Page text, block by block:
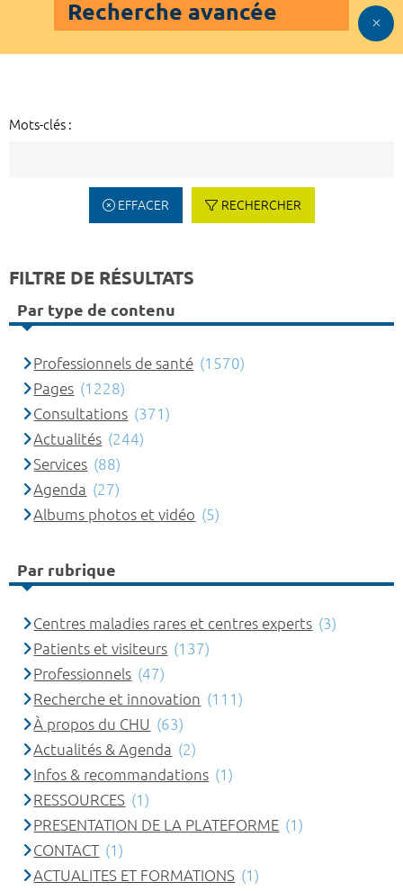
Recherche avancée
Mots-clés :
EFFACER RECHERCHER
FILTRE DE RÉSULTATS
Par type de contenu
Professionnels de santé (1570)
Pages (1228)
Consultations (371)
Actualités (244)
Services (88)
Agenda (27)
Albums photos et vidéo (5)
Par rubrique
Centres maladies rares et centres experts (3)
Patients et visiteurs (137)
Professionnels (47)
Recherche et innovation (111)
À propos du CHU (63)
Actualités & Agenda (2)
Infos & recommandations (1)
RESSOURCES (1)
PRESENTATION DE LA PLATEFORME (1)
CONTACT (1)
ACTUALITES ET FORMATIONS (1)